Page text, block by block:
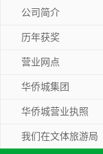
公司简介
历年获奖
营业网点
华侨城集团
华侨城营业执照
我们在文体旅游局